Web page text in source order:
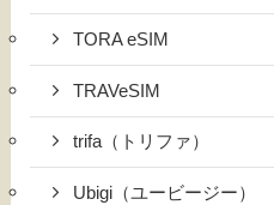
TORA eSIM
TRAVeSIM
trifa（トリファ）
Ubigi（ユービージー）